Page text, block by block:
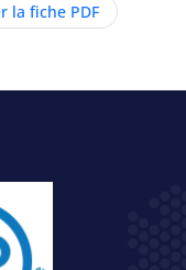
la fiche PDF